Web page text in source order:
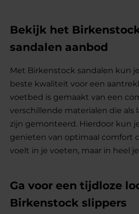
Bekijk het
sandalen aanbod
Met Birkenstock sandalen kun
beste kwaliteit voor een
voetbed is gemaakt van een
verschillende materialen die als
zijn gemonteerd. Hierdoor kun
genieten van optimaal comfort
voelt in je voeten, maar in heel
Ga voor een tijdloze
Birkenstock slippers